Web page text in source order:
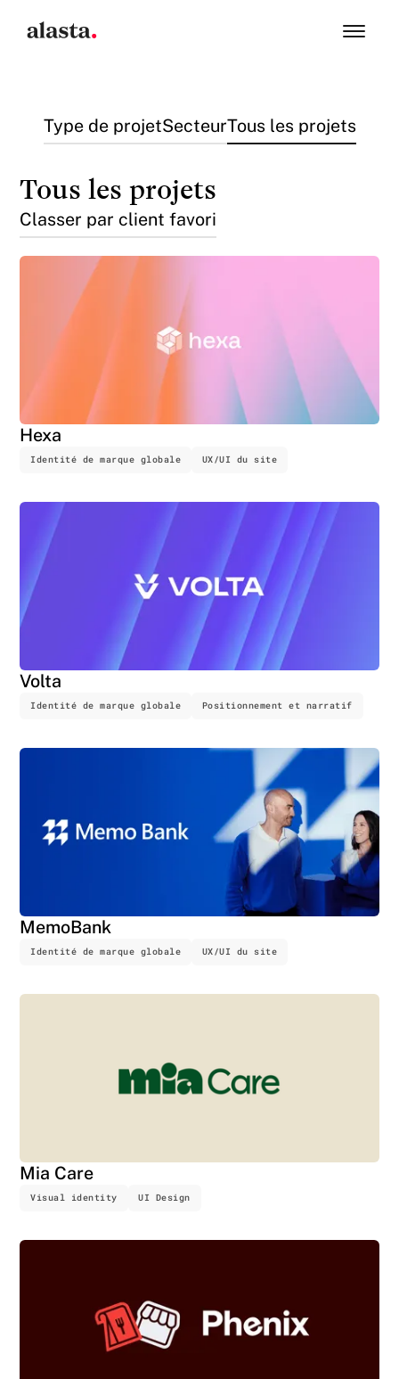
Type de projetSecteurTous les projets
Tous les projets
Classer par client favori
Hexa
Identité de marque globale UX/UI du site
Volta
Identité de marque globale Positionnement et narratif
MemoBank
Identité de marque globale UX/UI du site
Mia Care
Visual identity UI Design